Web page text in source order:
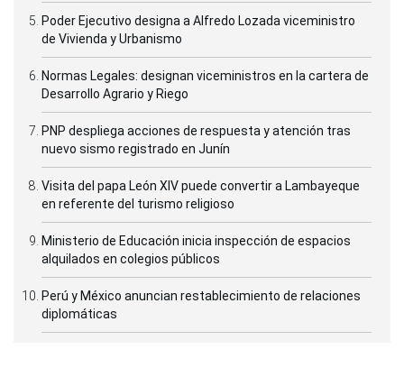
Poder Ejecutivo designa a Alfredo Lozada viceministro
de Vivienda y Urbanismo
Normas Legales: designan viceministros en la cartera de
Desarrollo Agrario y Riego
PNP despliega acciones de respuesta y atención tras
nuevo sismo registrado en Junín
Visita del papa León XIV puede convertir a Lambayeque
en referente del turismo religioso
Ministerio de Educación inicia inspección de espacios
alquilados en colegios públicos
Perú y México anuncian restablecimiento de relaciones
diplomáticas